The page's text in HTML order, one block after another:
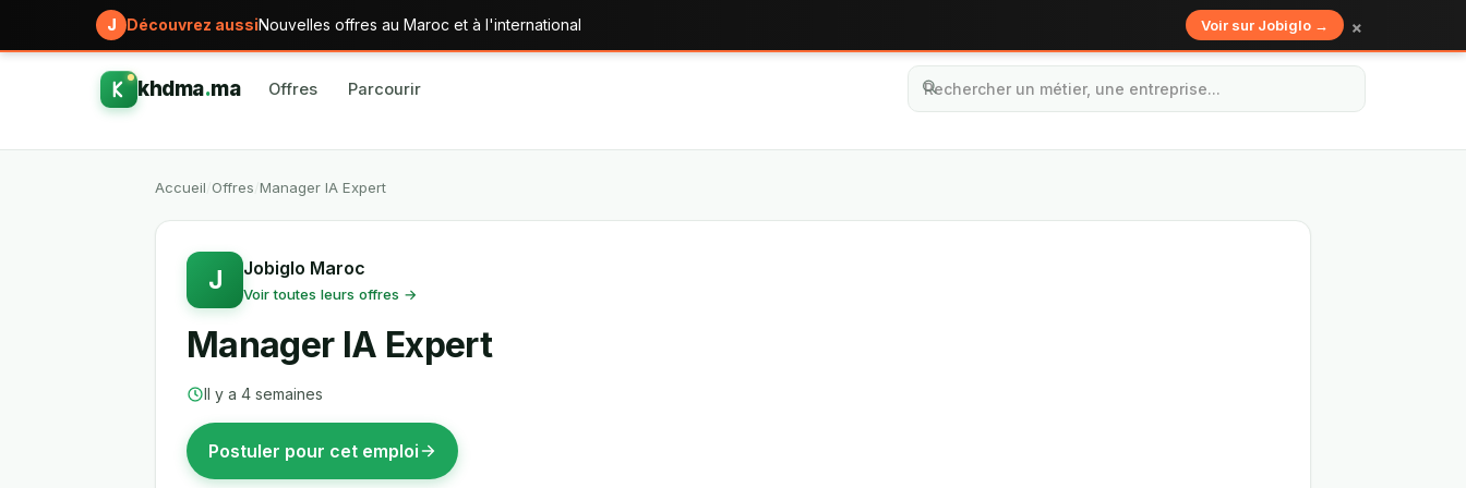
J Découvrez aussiNouvelles offres au Maroc et à l'international Voir sur Jobiglo → ×
khdma.ma Offres Parcourir
Accueil Offres Manager IA Expert
J Jobiglo Maroc
Voir toutes leurs offres →
Manager IA Expert
Il y a 4 semaines
Postuler pour cet emploi